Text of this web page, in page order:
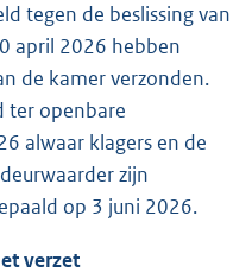
tegen de beslissing van
april 2026 hebben
de kamer verzonden.
ter openbare
alwaar klagers en de
zijn
op 3 juni 2026.
verzet